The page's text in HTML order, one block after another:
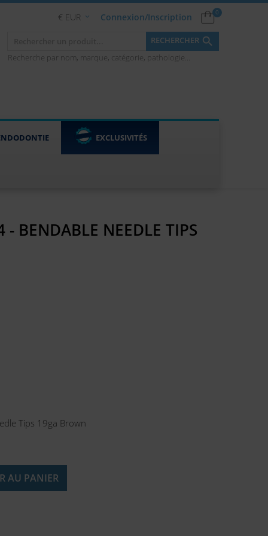
€ EUR  Connexion/Inscription 0
RECHERCHER 
Recherche par nom, marque, catégorie, pathologie...
EXCLUSIVITÉS
- BENDABLE NEEDLE TIPS
Tips 19ga Brown
AU PANIER